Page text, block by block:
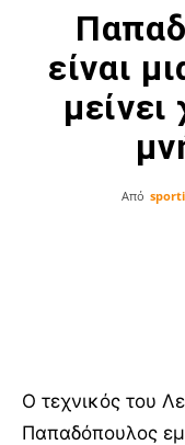
είναι
Από
Ο τεχνικός του
Παπαδόπουλος